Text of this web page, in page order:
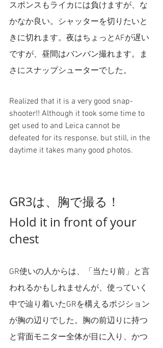
スポンスもライカには負けますが、な
かなか良い。シャッターを切りたいと
きに切れます。夜はちょっとAFが遅い
ですが、昼間はバンバン撮れます。ま
さにスナップシューターでした。
Realized that it is a very good snap-
shooter!! Although it took some time to
get used to and Leica cannot be
defeated for its response, but still, in the
daytime it takes many good photos.
GR3は、胸で撮る！
Hold it in front of your
chest
GR使いの人からは、「当たり前」と言
われるかもしれませんが、使っていく
中で辿り着いたGRを構えるポジション
が胸の辺りでした。胸の前辺りに持つ
と背面モニター全体が目に入り、かつ